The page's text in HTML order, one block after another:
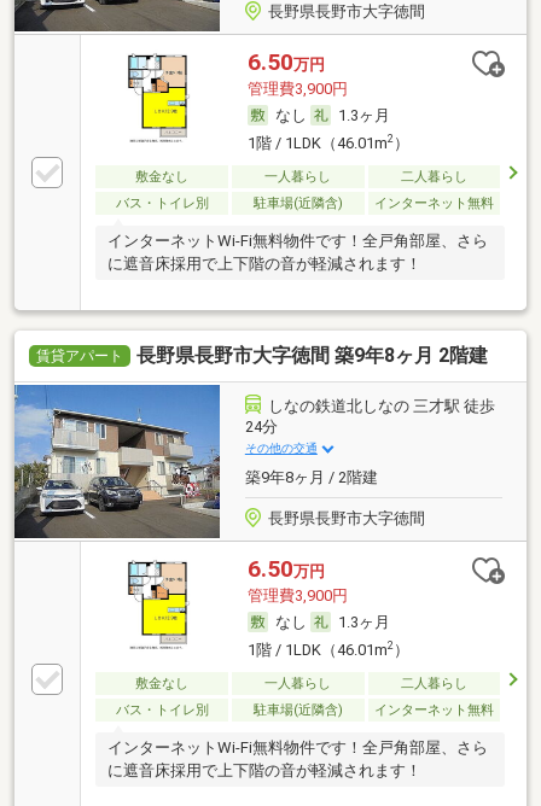
長野県長野市大字徳間
6.50万円
管理費3,900円
なし
1.3ヶ月
1階 / 1LDK（46.01m2）
敷金なし 一人暮らし
二人暮らし
バス・トイレ別
駐車場(近隣含) インターネット無料
インターネットWi-Fi無料物件です！全戸角部屋、さら
に遮音床採用で上下階の音が軽減されます！
賃貸アパート 長野県長野市大字徳間 築9年8ヶ月 2階建
しなの鉄道北しなの 三才駅 徒歩
24分
その他の交通
築9年8ヶ月 / 2階建
長野県長野市大字徳間
6.50万円
管理費3,900円
なし
1.3ヶ月
1階 / 1LDK（46.01m2）
敷金なし 一人暮らし
二人暮らし
バス・トイレ別
駐車場(近隣含) インターネット無料
インターネットWi-Fi無料物件です！全戸角部屋、さら
に遮音床採用で上下階の音が軽減されます！